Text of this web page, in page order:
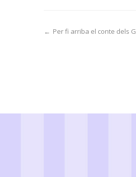
← Per fi arriba el conte dels